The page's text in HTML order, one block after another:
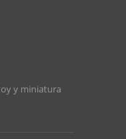
y miniatura